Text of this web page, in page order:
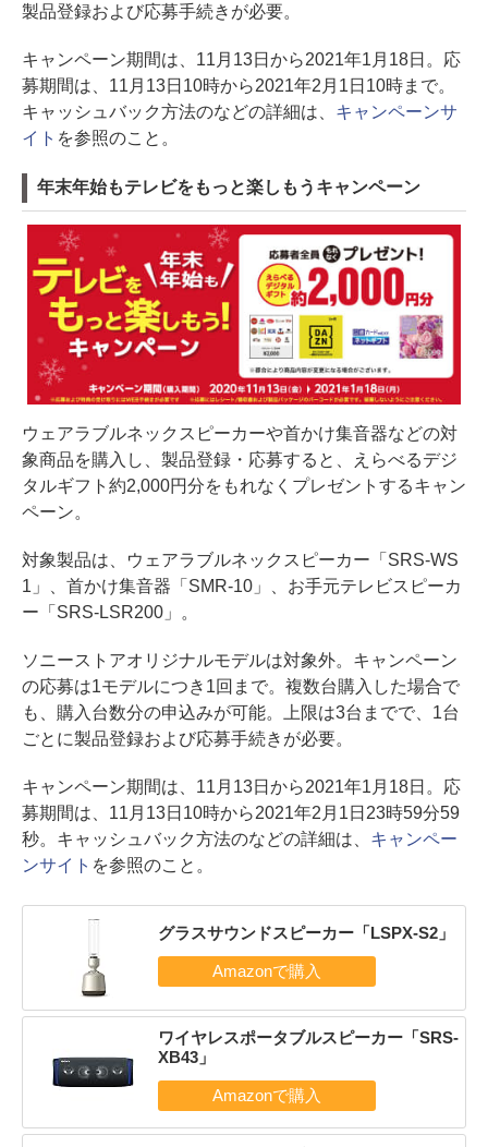
製品登録および応募手続きが必要。
キャンペーン期間は、11月13日から2021年1月18日。応
募期間は、11月13日10時から2021年2月1日10時まで。
キャッシュバック方法のなどの詳細は、 キャンペーンサ
イト を参照のこと。
年末年始もテレビをもっと楽しもうキャンペーン
ウェアラブルネックスピーカーや首かけ集音器などの対
象商品を購入し、製品登録・応募すると、えらべるデジ
タルギフト約2,000円分をもれなくプレゼントするキャン
ペーン。
対象製品は、ウェアラブルネックスピーカー「SRS-WS
1」、首かけ集音器「SMR-10」、お手元テレビスピーカ
ー「SRS-LSR200」。
ソニーストアオリジナルモデルは対象外。キャンペーン
の応募は1モデルにつき1回まで。複数台購入した場合で
も、購入台数分の申込みが可能。上限は3台までで、1台
ごとに製品登録および応募手続きが必要。
キャンペーン期間は、11月13日から2021年1月18日。応
募期間は、11月13日10時から2021年2月1日23時59分59
秒。キャッシュバック方法のなどの詳細は、 キャンペー
ンサイト を参照のこと。
グラスサウンドスピーカー「LSPX-S2」
ワイヤレスポータブルスピーカー「SRS-
XB43」